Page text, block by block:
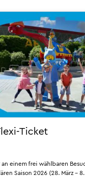
Ticket
an einem frei wählbaren
Saison 2026 (28. März -